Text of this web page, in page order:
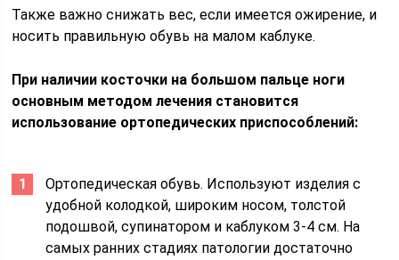
Также важно снижать вес, если имеется ожирение, и
носить правильную обувь на малом каблуке.
При наличии косточки на большом пальце ноги
основным методом лечения становится
использование ортопедических приспособлений:
Ортопедическая обувь. Используют изделия с
удобной колодкой, широким носом, толстой
подошвой, супинатором и каблуком 3-4 см. На
самых ранних стадиях патологии достаточно